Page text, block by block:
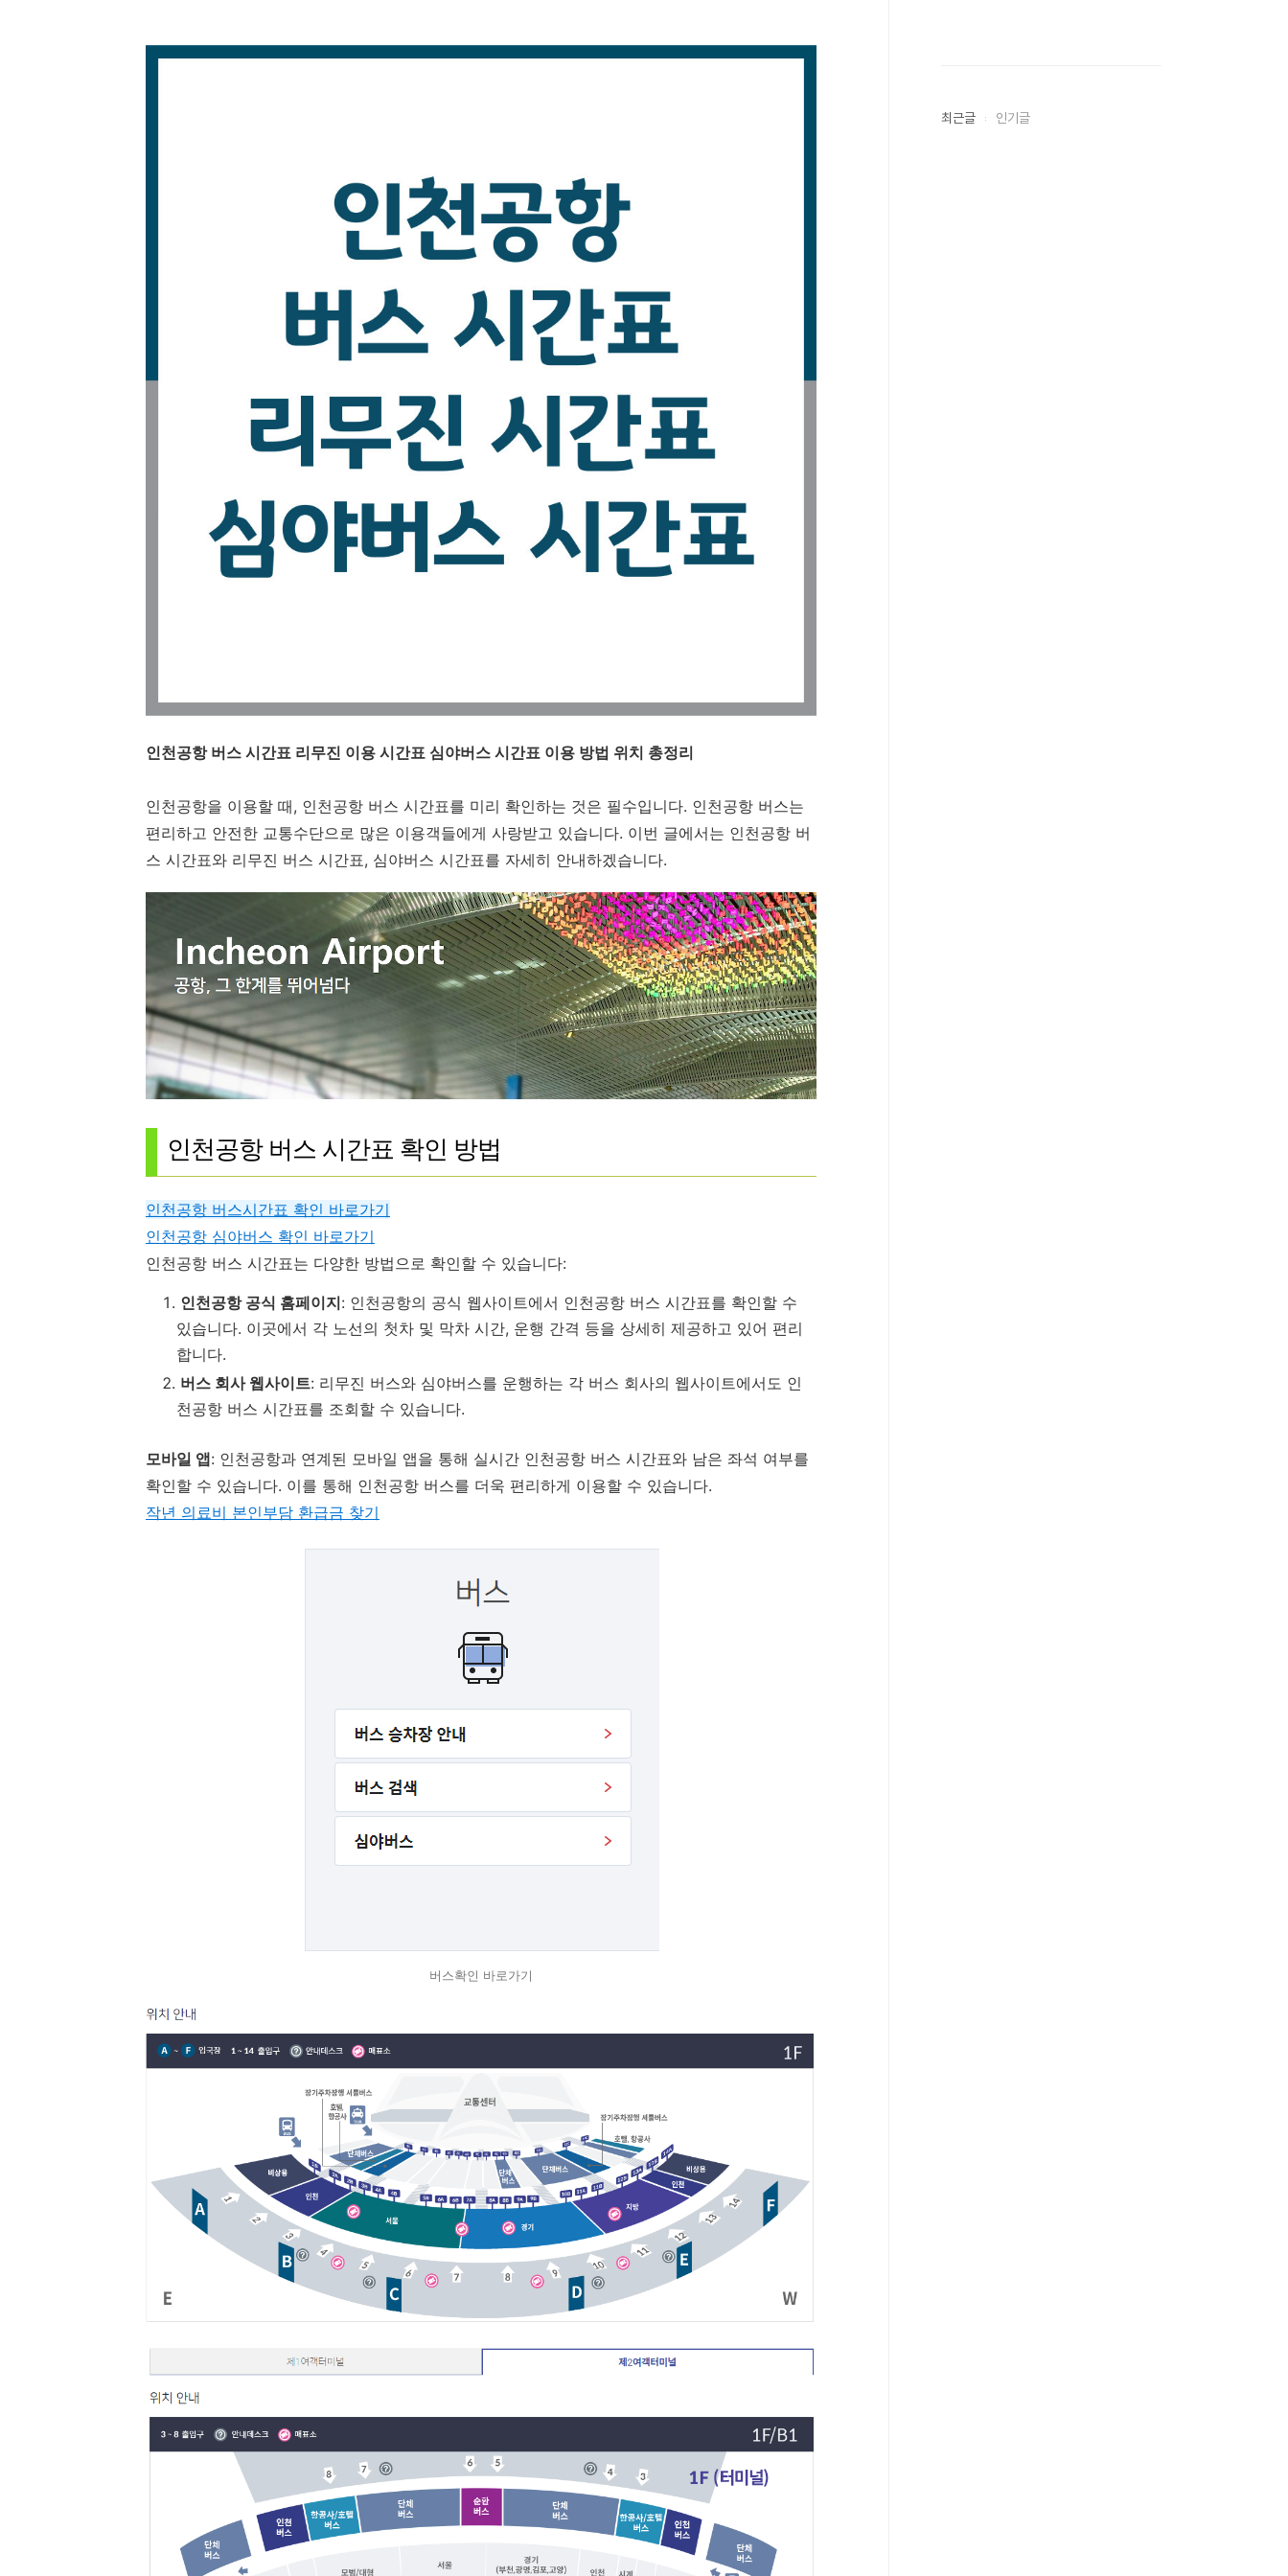
인천공항 버스 시간표 리무진 이용 시간표 심야버스 시간표 이용 방법 위치 총정리
인천공항을 이용할 때, 인천공항 버스 시간표를 미리 확인하는 것은 필수입니다. 인천공항 버스는
편리하고 안전한 교통수단으로 많은 이용객들에게 사랑받고 있습니다. 이번 글에서는 인천공항 버
스 시간표와 리무진 버스 시간표, 심야버스 시간표를 자세히 안내하겠습니다.
인천공항 버스 시간표 확인 방법
인천공항 버스시간표 확인 바로가기
인천공항 심야버스 확인 바로가기
인천공항 버스 시간표는 다양한 방법으로 확인할 수 있습니다:
인천공항 공식 홈페이지: 인천공항의 공식 웹사이트에서 인천공항 버스 시간표를 확인할 수
있습니다. 이곳에서 각 노선의 첫차 및 막차 시간, 운행 간격 등을 상세히 제공하고 있어 편리
합니다.
버스 회사 웹사이트: 리무진 버스와 심야버스를 운행하는 각 버스 회사의 웹사이트에서도 인
천공항 버스 시간표를 조회할 수 있습니다.
모바일 앱: 인천공항과 연계된 모바일 앱을 통해 실시간 인천공항 버스 시간표와 남은 좌석 여부를
확인할 수 있습니다. 이를 통해 인천공항 버스를 더욱 편리하게 이용할 수 있습니다.
작년 의료비 본인부담 환급금 찾기
버스확인 바로가기
최근글 인기글